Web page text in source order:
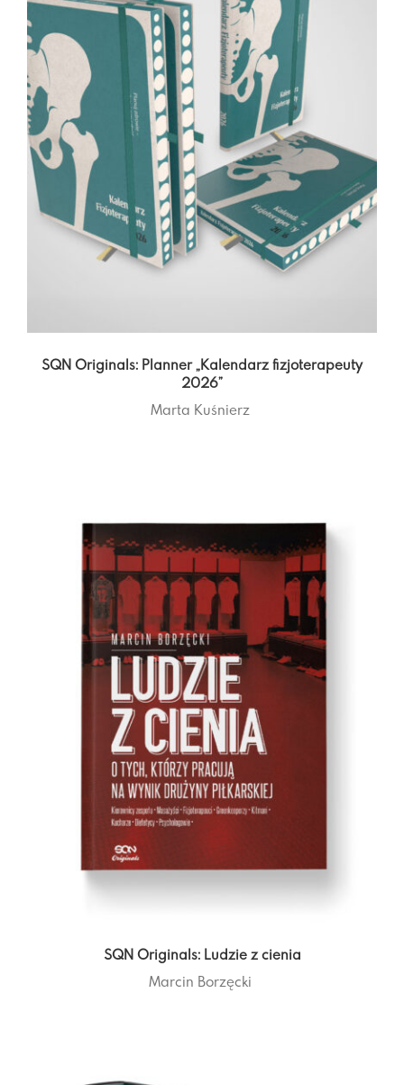
SQN Originals: Planner „Kalendarz fizjoterapeuty
2026”
Marta Kuśnierz
SQN Originals: Ludzie z cienia
Marcin Borzęcki